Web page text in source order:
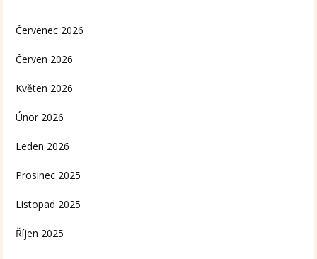
Červenec 2026
Červen 2026
Květen 2026
Únor 2026
Leden 2026
Prosinec 2025
Listopad 2025
Říjen 2025